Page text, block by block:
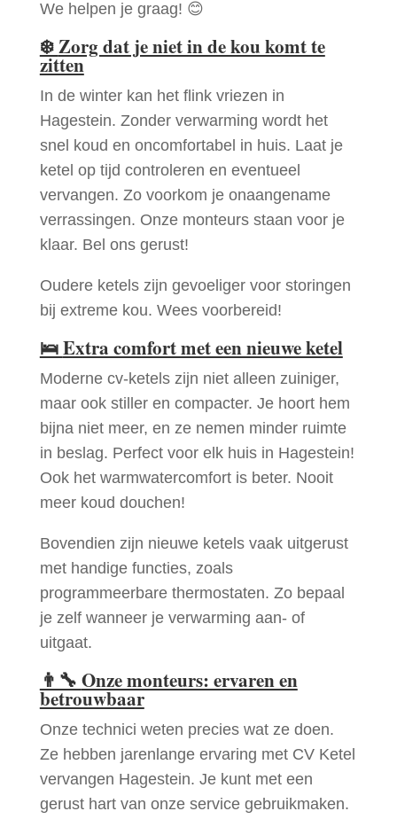
We helpen je graag! 😊
❄️Zorg dat je niet in de kou komt te
zitten
In de winter kan het flink vriezen in
Hagestein. Zonder verwarming wordt het
snel koud en oncomfortabel in huis. Laat je
ketel op tijd controleren en eventueel
vervangen. Zo voorkom je onaangename
verrassingen. Onze monteurs staan voor je
klaar. Bel ons gerust!
Oudere ketels zijn gevoeliger voor storingen
bij extreme kou. Wees voorbereid!
🛌Extra comfort met een nieuwe ketel
Moderne cv-ketels zijn niet alleen zuiniger,
maar ook stiller en compacter. Je hoort hem
bijna niet meer, en ze nemen minder ruimte
in beslag. Perfect voor elk huis in Hagestein!
Ook het warmwatercomfort is beter. Nooit
meer koud douchen!
Bovendien zijn nieuwe ketels vaak uitgerust
met handige functies, zoals
programmeerbare thermostaten. Zo bepaal
je zelf wanneer je verwarming aan- of
uitgaat.
👨‍🔧 Onze monteurs: ervaren en
betrouwbaar
Onze technici weten precies wat ze doen.
Ze hebben jarenlange ervaring met CV Ketel
vervangen Hagestein. Je kunt met een
gerust hart van onze service gebruikmaken.